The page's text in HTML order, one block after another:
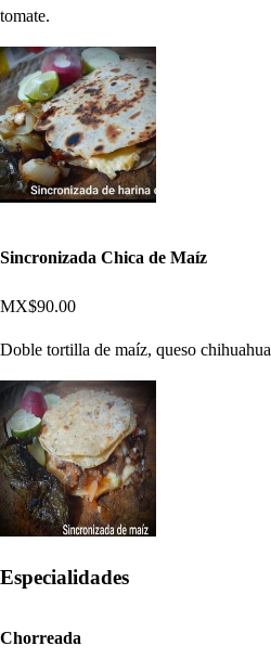
tomate.
Sincronizada Chica de Maíz
MX$90.00
Doble tortilla de maíz, queso
Especialidades
Chorreada